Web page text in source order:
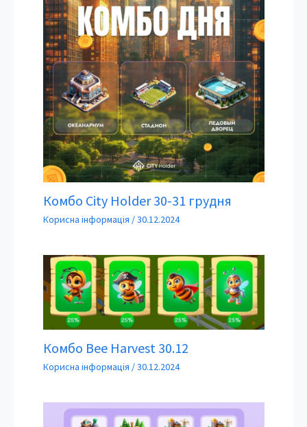
Комбо City Holder 30-31 грудня
Корисна інформація /30.12.2024
Комбо Bee Harvest 30.12
Корисна інформація /30.12.2024